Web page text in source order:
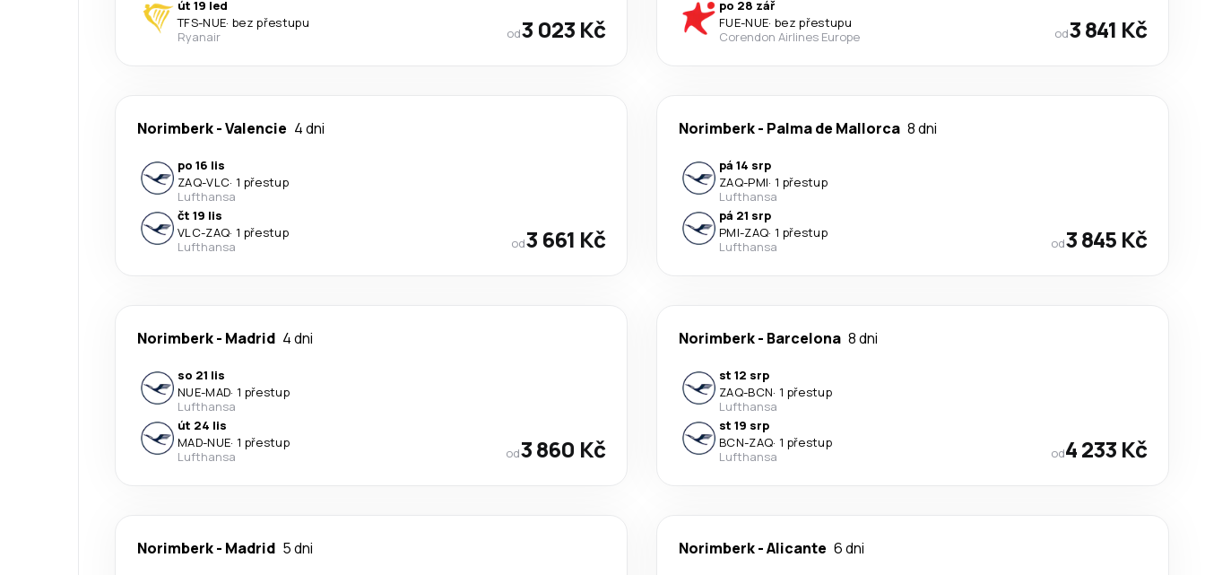
út 19 led
TFS-NUE· bez přestupu
Ryanair
od3 023 Kč
po 28 zář
FUE-NUE· bez přestupu
Corendon Airlines Europe
od3 841 Kč
Norimberk-Valencie 4 dni
po 16 lis
ZAQ-VLC· 1 přestup
Lufthansa
čt 19 lis
VLC-ZAQ· 1 přestup
Lufthansa
od3 661 Kč
Norimberk- Palma de Mallorca 8 dni
pá 14 srp
ZAQ-PMI· 1 přestup
Lufthansa
pá 21 srp
PMI-ZAQ· 1 přestup
Lufthansa
od3 845 Kč
Norimberk- Madrid 4 dni
so 21 lis
NUE-MAD· 1 přestup
Lufthansa
út 24 lis
MAD-NUE· 1 přestup
Lufthansa
od3 860 Kč
Norimberk- Barcelona 8 dni
st 12 srp
ZAQ-BCN· 1 přestup
Lufthansa
st 19 srp
BCN-ZAQ· 1 přestup
Lufthansa
od4 233 Kč
Norimberk- Madrid 5 dni Norimberk-Alicante 6 dni